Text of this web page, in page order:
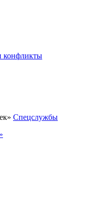
конфликты
Спецслужбы